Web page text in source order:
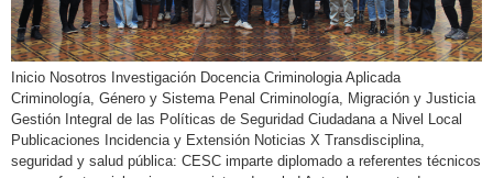
Inicio Nosotros Investigación Docencia Criminologia Aplicada
Criminología, Género y Sistema Penal Criminología, Migración y Justicia
Gestión Integral de las Políticas de Seguridad Ciudadana a Nivel Local
Publicaciones Incidencia y Extensión Noticias X Transdisciplina,
seguridad y salud pública: CESC imparte diplomado a referentes técnicos